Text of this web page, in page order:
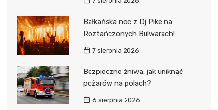
Bałkańska noc z Dj Pike na
Roztańczonych Bulwarach!
7 sierpnia 2026
Bezpieczne żniwa: jak uniknąć
pożarów na polach?
6 sierpnia 2026